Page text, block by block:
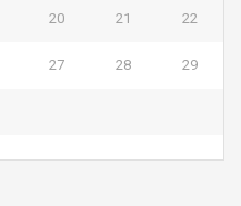
20 21 22
27 28 29